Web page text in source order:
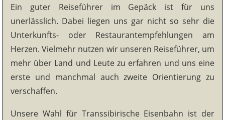
Ein guter Reiseführer im Gepäck ist für uns
unerlässlich. Dabei liegen uns gar nicht so sehr die
Unterkunfts- oder Restaurantempfehlungen am
Herzen. Vielmehr nutzen wir unseren Reiseführer, um
mehr über Land und Leute zu erfahren und uns eine
erste und manchmal auch zweite Orientierung zu
verschaffen.
Unsere Wahl für Transsibirische Eisenbahn ist der